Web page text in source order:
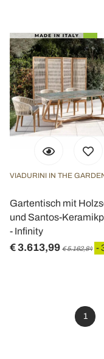
VIADURINI IN THE
Gartentisch mit
und Santos-
- Infinity
€ 3.613,99 € 5.162,84 -
1